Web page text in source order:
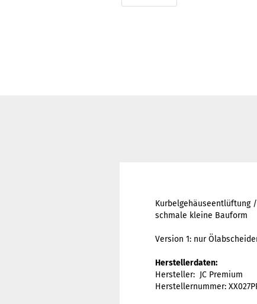
Kurbelgehäuseentlüftung
schmale kleine Bauform
Version 1: nur
Herstellerdaten:
Hersteller: JC Premium
Herstellernummer: